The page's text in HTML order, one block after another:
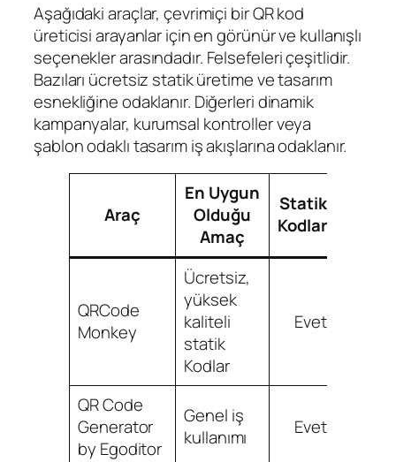
Aşağıdaki araçlar, çevrimiçi bir QR kod
üreticisi arayanlar için en görünür ve kullanışlı
seçenekler arasındadır. Felsefeleri çeşitlidir.
Bazıları ücretsiz statik üretime ve tasarım
esnekliğine odaklanır. Diğerleri dinamik
kampanyalar, kurumsal kontroller veya
şablon odaklı tasarım iş akışlarına odaklanır.
Araç
En Uygun
Olduğu
Amaç
Statik
Kodlar
QRCode
Monkey
Ücretsiz,
yüksek
kaliteli
statik
Kodlar
Evet
QR Code
Generator
by Egoditor
Genel iş
kullanımı
Evet